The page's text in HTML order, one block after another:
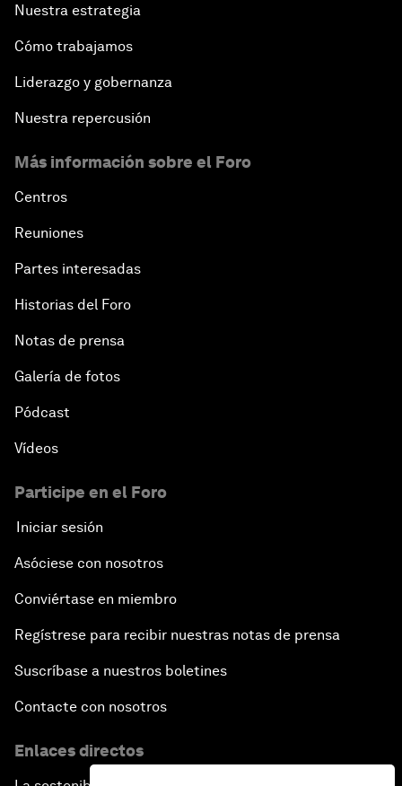
Nuestra estrategia
Cómo trabajamos
Liderazgo y gobernanza
Nuestra repercusión
Más información sobre el Foro
Centros
Reuniones
Partes interesadas
Historias del Foro
Notas de prensa
Galería de fotos
Pódcast
Vídeos
Participe en el Foro
Iniciar sesión
Asóciese con nosotros
Conviértase en miembro
Regístrese para recibir nuestras notas de prensa
Suscríbase a nuestros boletines
Contacte con nosotros
Enlaces directos